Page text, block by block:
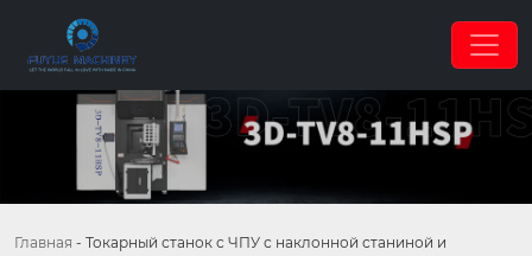
Главная - Токарный станок с ЧПУ с наклонной станиной и